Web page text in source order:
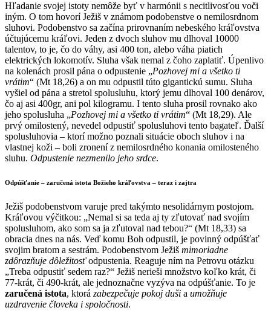
Hľadanie svojej istoty nemôže byť v harmónii s necitlivosťou voči
iným. O tom hovorí Ježiš v známom podobenstve o nemilosrdnom
sluhovi. Podobenstvo sa začína prirovnaním nebeského kráľovstva
účtujúcemu kráľovi. Jeden z dvoch sluhov mu dlhoval 10000
talentov, to je, čo do váhy, asi 400 ton, alebo váha piatich
elektrických lokomotív. Sluha však nemal z čoho zaplatiť. Úpenlivo
na kolenách prosil pána o odpustenie „Pozhovej mi a všetko ti
vrátim“ (Mt 18,26) a on mu odpustil túto gigantickú sumu. Sluha
vyšiel od pána a stretol spolusluhu, ktorý jemu dlhoval 100 denárov,
čo aj asi 400gr, ani pol kilogramu. I tento sluha prosil rovnako ako
jeho spolusluha „Pozhovej mi a všetko ti vrátim“ (Mt 18,29). Ale
prvý omilostený, nevedel odpustiť spolusluhovi tento bagateľ. Ďalší
spolusluhovia – ktorí možno poznali situácie oboch sluhov i na
vlastnej koži – boli zronení z nemilosrdného konania omilosteného
sluhu. Odpustenie nezmenilo jeho srdce.
Odpúšťanie – zaručená istota Božieho kráľovstva – teraz i zajtra
Ježiš podobenstvom varuje pred takýmto nesolidárnym postojom.
Kráľovou výčitkou: „Nemal si sa teda aj ty zľutovať nad svojím
spolusluhom, ako som sa ja zľutoval nad tebou?“ (Mt 18,33) sa
obracia dnes na nás. Veď komu Boh odpustil, je povinný odpúšťať
svojim bratom a sestrám. Podobenstvom Ježiš mimoriadne
zdôrazňuje dôležitosťodpustenia. Reaguje ním na Petrovu otázku
„Treba odpustiť sedem raz?“ Ježiš nerieši množstvo koľko krát, či
77-krát, či 490-krát, ale jednoznačne vyzýva na odpúšťanie. To je
zaručená istota, ktorá zabezpečuje pokoj duši a umožňuje
uzdravenie človeka i spoločnosti.